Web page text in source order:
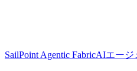
SailPoint Agentic FabricAIエージ